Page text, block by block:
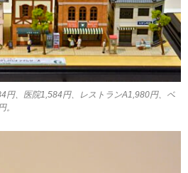
円、医院1,584円、レストランA1,980円、ベ
。